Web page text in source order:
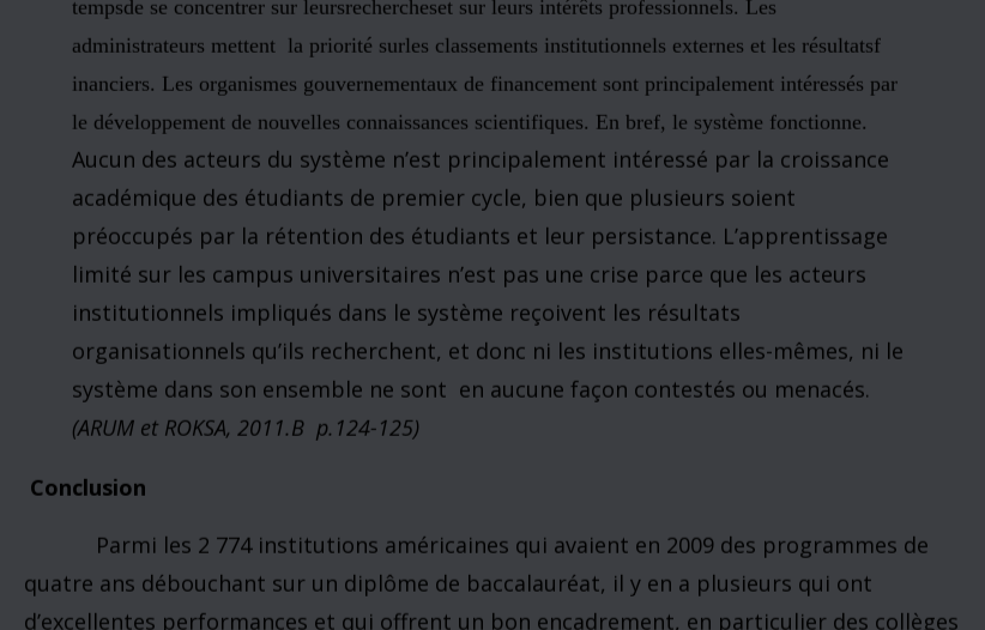
des facteurs ou des forces durables. C’est ce que montrent très bien les deux sociologues
en un paragraphe au dernier chapitre du livre consacré à leur recherche:
L’apprentissage limité dans le système d’enseignement supérieur américain ne
peut pas être défini comme une crise parce que la survie institutionnelle et
organisationnelle du système n’est pas menacée de façon significative. Les
parents – bien que quelque peu contrariés par l’augmentation des coûts –
veulent que les collèges fournissent un environnement sûr où leurs enfants
puissent arriver à maturité, à accéder à l’indépendance, et à obtenir les
références qui leur permettront de réussir en tant qu’adultes. Les étudiants en
général cherchent à profiter des avantages d’une pleine expérience au niveau
collégial qui met autant l’accent sur
investissant relativement peu d’efforts. Les professeurs
tempsde se concentrer sur leursrechercheset sur leurs intérêtsprofessionnels.Les
administrateursmettent la priorité surles classementsinstitutionnels externeset les résultats
inanciers. Lesorganismes gouvernementaux de financementsontprincipalement intéressés par